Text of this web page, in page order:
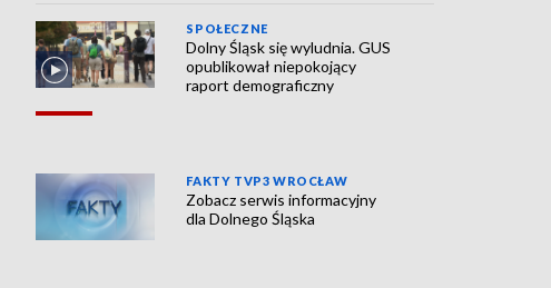
SPOŁECZNE
Dolny Śląsk się wyludnia. GUS
opublikował niepokojący
raport demograficzny
FAKTY TVP3 WROCŁAW
Zobacz serwis informacyjny
dla Dolnego Śląska